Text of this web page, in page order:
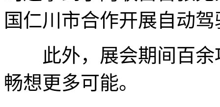
国仁川市合作开展自动
此外，展会期间百余
畅想更多可能。